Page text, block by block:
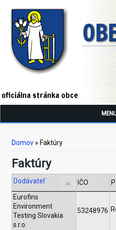
oficiálna stránka obce
Nachádzate sa tu
Domov » Faktúry
Faktúry
Dodávateľ IČO
Eurofins
Environment
Testing Slovakia
s.r.o.
53248976